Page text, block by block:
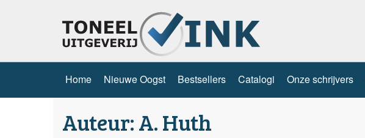
Home Nieuwe Oogst Bestsellers Catalogi Onze schrijvers
Auteur: A. Huth